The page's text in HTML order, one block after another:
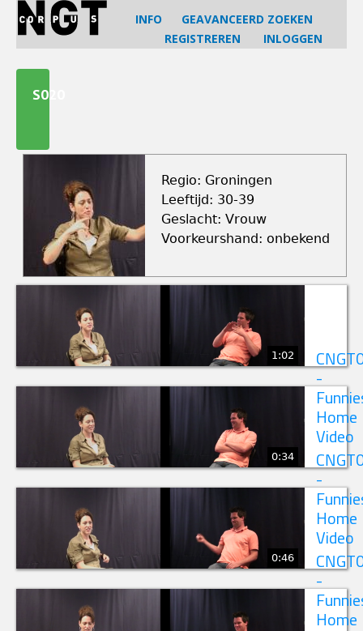
Jump
navigation
INFO
GEAVANCEERD ZOEKEN
REGISTREREN
INLOGGEN
topS020
Regio: Groningen
Leeftijd: 30-39
Geslacht: Vrouw
Voorkeurshand: onbekend
1:02
-
Home
Video
0:34
-
Home
Video
0:46
-
Home